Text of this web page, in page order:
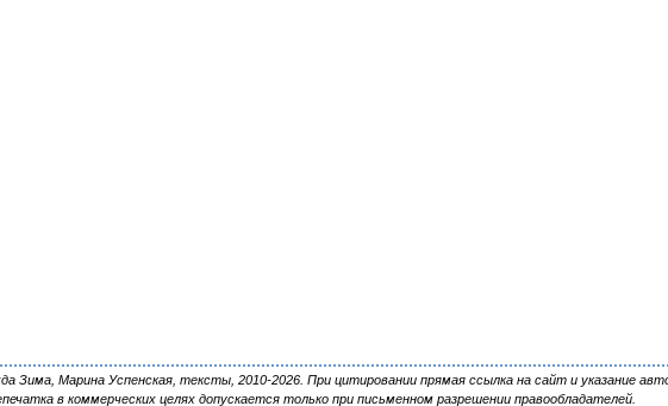
Зима, Марина Успенская, тексты, 2010-2026. При цитировании прямая ссылка на сайт и указание
в коммерческих целях допускается только при письменном разрешении правообладателей.